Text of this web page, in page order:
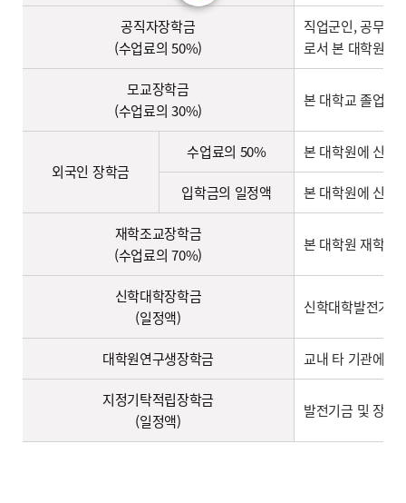
공직자장학금
(수업료의 50%)
직업군인, 공무원
로서 본 대학원에
모교장학금
(수업료의 30%)
본 대학교 졸업(
외국인 장학금
수업료의 50% 본 대학원에 신입
입학금의 일정액 본 대학원에 신(
재학조교장학금
(수업료의 70%)
본 대학원 재학생
신학대학장학금
(일정액)
신학대학발전기
대학원연구생장학금 교내 타 기관에서
지정기탁적립장학금
(일정액)
발전기금 및 장학